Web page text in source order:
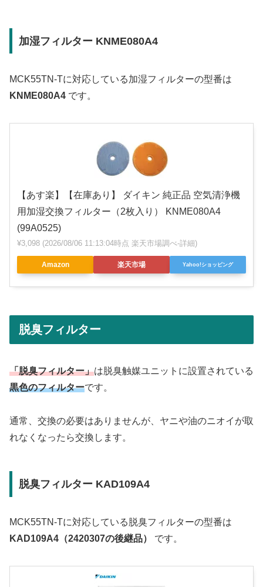
加湿フィルター KNME080A4
MCK55TN-Tに対応している加湿フィルターの型番は
KNME080A4 です。
【あす楽】【在庫あり】 ダイキン 純正品 空気清浄機
用加湿交換フィルター（2枚入り） KNME080A4
(99A0525)
¥3,098 (2026/08/06 11:13:04時点 楽天市場調べ-詳細)
Amazon 楽天市場 Yahoo!ショッピング
脱臭フィルター
「脱臭フィルター」は脱臭触媒ユニットに設置されている
黒色のフィルターです。
通常、交換の必要はありませんが、ヤニや油のニオイが取
れなくなったら交換します。
脱臭フィルター KAD109A4
MCK55TN-Tに対応している脱臭フィルターの型番は
KAD109A4（2420307の後継品）
です。